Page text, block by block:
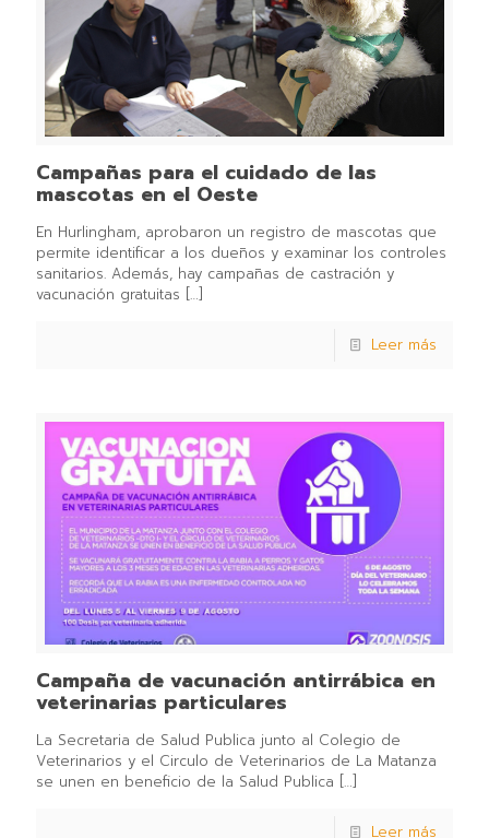
Campañas para el cuidado de las
mascotas en el Oeste
En Hurlingham, aprobaron un registro de mascotas que
permite identificar a los dueños y examinar los controles
sanitarios. Además, hay campañas de castración y
vacunación gratuitas […]
Leer más
Campaña de vacunación antirrábica en
veterinarias particulares
La Secretaria de Salud Publica junto al Colegio de
Veterinarios y el Circulo de Veterinarios de La Matanza
se unen en beneficio de la Salud Publica […]
Leer más